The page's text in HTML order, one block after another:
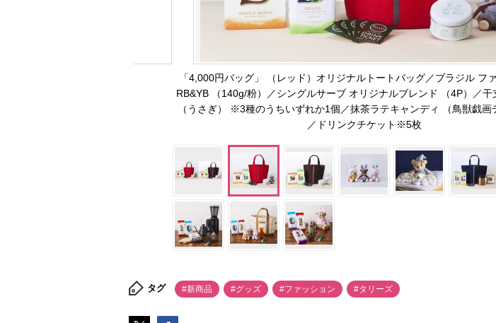
「4,000円バッグ」 （レッド）オリジナルトートバッグ／ブラジル フ
RB&YB （140g/粉）／シングルサーブ オリジナルブレンド （4P）／干
（うさぎ） ※3種のうちいずれか1個／抹茶ラテキャンディ （鳥獣戯画
／ドリンクチケット※5枚
タグ #新商品 #グッズ #ファッション #タリーズ